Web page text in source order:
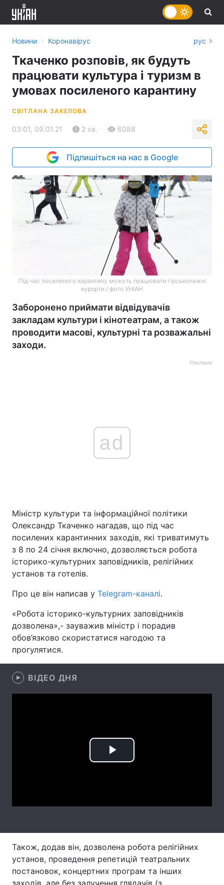
Україна Політика
Економіка Світ
Наука
Техно і зв'язок
Здоров'я Туризм
Думки
Вакансії
Послуги
Новини › Коронавірус рус
Ткаченко розповів, як будуть
працювати культура і туризм в
умовах посиленого карантину
СВІТЛАНА ЗАКЕЛОВА
03:01, 09.01.21 2 хв. 6088
Підпишіться на нас в Google
Під час посиленого карантину можуть працювати гірськолижні
курорти / фото УНІАН
Заборонено приймати відвідувачів
закладам культури і кінотеатрам, а також
проводити масові, культурні та розважальні
заходи.
Реклама
ad
Міністр культури та інформаційної політики
Олександр Ткаченко нагадав, що під час
посилених карантинних заходів, які триватимуть
з 8 по 24 січня включно, дозволяється робота
історико-культурних заповідників, релігійних
установ та готелів.
Про це він написав у Telegram-каналі.
«Робота історико-культурних заповідників
дозволена»,- зауважив міністр і порадив
обов’язково скористатися нагодою та
прогулятися.
ВІДЕО ДНЯ
Play
Також, додав він, дозволена робота релігійних
установ, проведення репетицій театральних
постановок, концертних програм та інших
заходів, але без залучення глядачів (з